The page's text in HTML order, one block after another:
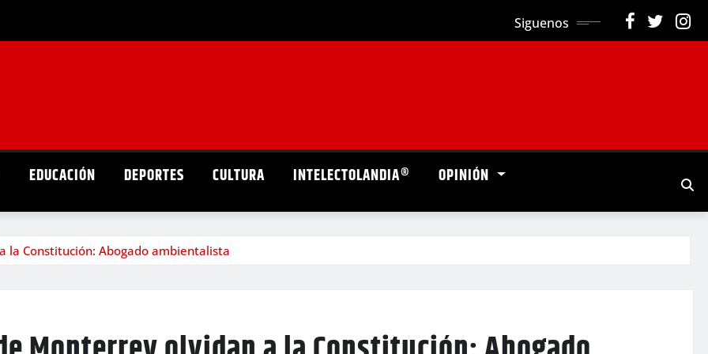
Siguenos
EDUCACIÓN DEPORTES CULTURA INTELECTOLANDIA® OPINIÓN
la Constitución: Abogado ambientalista